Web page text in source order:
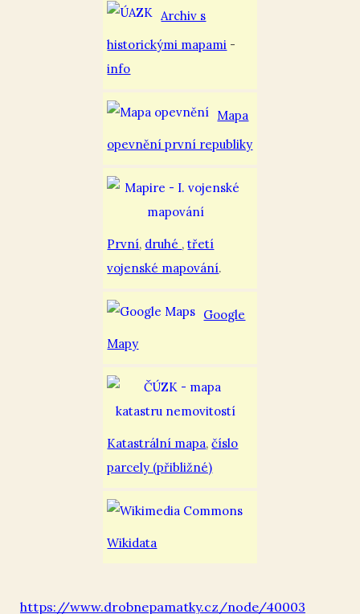
Archiv s
historickými mapami -
info
Mapa
opevnění první republiky
První, druhé ,třetí
vojenské mapování.
Google
Mapy
Katastrální mapa,číslo
parcely (přibližné)
Wikidata
https://www.drobnepamatky.cz/node/40003